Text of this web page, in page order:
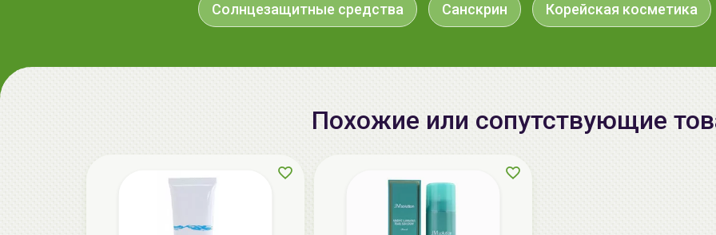
Солнцезащитные средства Санскрин Корейская косметика
Похожие или сопутствующие